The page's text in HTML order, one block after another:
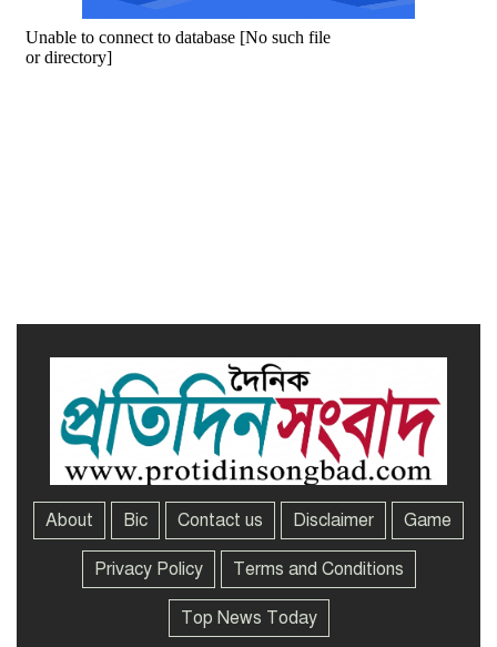
সাভারে এমপি ও তাঁর স্ত্রীকে
About Bic Contact us Disclaimer Game
Privacy Policy Terms and Conditions
Top News Today